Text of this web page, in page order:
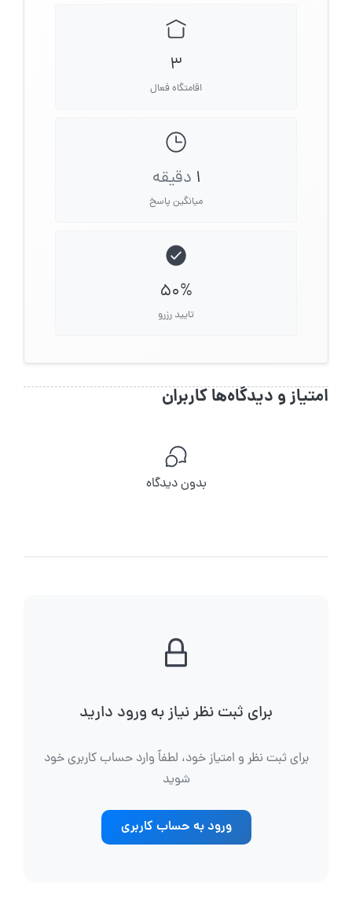
3
اقامتگاه فعال
1 دقیقه
میانگین پاسخ
50%
تایید رزرو
امتیاز و دیدگاه‌ها کاربران
بدون دیدگاه
برای ثبت نظر نیاز به ورود دارید
برای ثبت نظر و امتیاز خود، لطفاً وارد حساب کاربری خود
شوید
ورود به حساب کاربری